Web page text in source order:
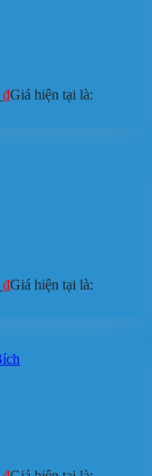
₫Giá hiện tại là:
₫Giá hiện tại là: